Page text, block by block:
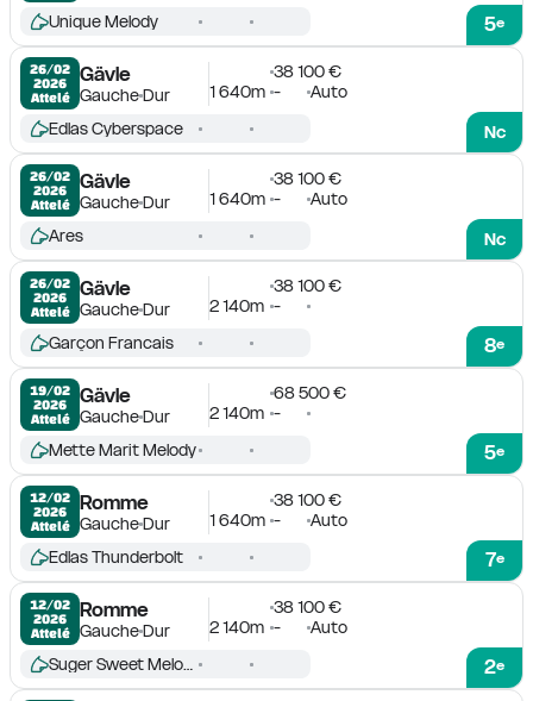
5e
Unique Melody
26/02
2026
Attelé
Gävle
GaucheDur
38 100 €
1 640m -
Auto
Nc
Edlas Cyberspace
26/02
2026
Attelé
Gävle
GaucheDur
38 100 €
1 640m -
Auto
Nc
Ares
26/02
2026
Attelé
Gävle
GaucheDur
38 100 €
2 140m -
8e
Garçon Francais
19/02
2026
Attelé
Gävle
GaucheDur
68 500 €
2 140m -
5e
Mette Marit Melody
12/02
2026
Attelé
Romme
GaucheDur
38 100 €
1 640m - Auto
7e
Edlas Thunderbolt
12/02
2026
Attelé
Romme
GaucheDur
38 100 €
2 140m - Auto
2e
Suger Sweet Melody